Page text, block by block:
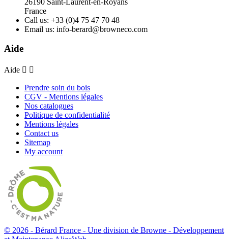
France
Call us: +33 (0)4 75 47 70 48
Email us: info-berard@browneco.com
Aide
Aide  
Prendre soin du bois
CGV - Mentions légales
Nos catalogues
Politique de confidentialité
Mentions légales
Contact us
Sitemap
My account
© 2026 - Bérard France - Une division de Browne - Développement